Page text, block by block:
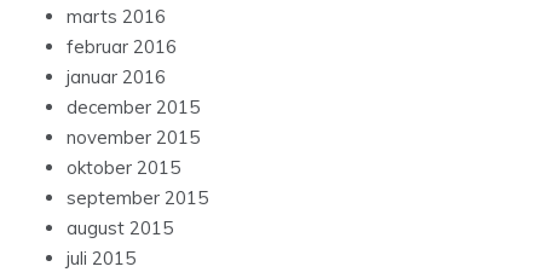
marts 2016
februar 2016
januar 2016
december 2015
november 2015
oktober 2015
september 2015
august 2015
juli 2015